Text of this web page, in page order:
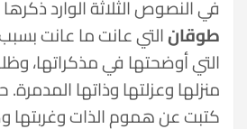
في النصوص الثلاثة الوارد
طوقانالتي عانت ما عانت
التي أوضحتها في مذكراتها،
منزلها وعزلتها وذاتها
كتبت عن هموم الذات وغربتها